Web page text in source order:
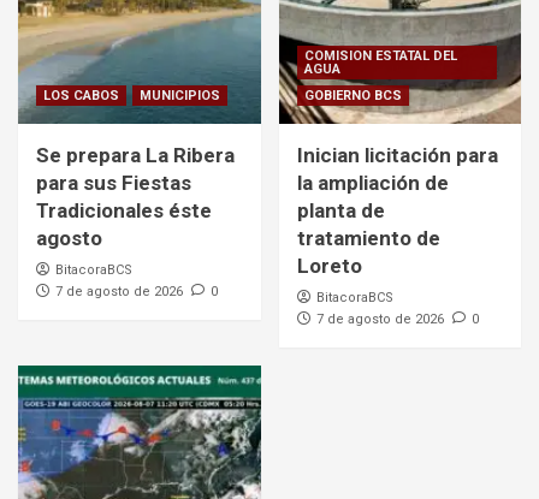
LOS CABOS MUNICIPIOS
Se prepara La Ribera
para sus Fiestas
Tradicionales éste
agosto
BitacoraBCS
7 de agosto de 2026
0
COMISION ESTATAL DEL
AGUA
GOBIERNO BCS
Inician licitación para
la ampliación de
planta de
tratamiento de
Loreto
BitacoraBCS
7 de agosto de 2026
0